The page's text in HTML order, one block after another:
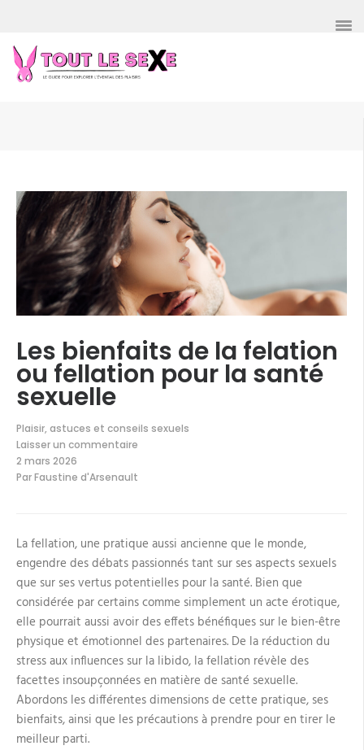
contenu
(Pressez
Entrée)
Les bienfaits de la felation
ou fellation pour la santé
sexuelle
Plaisir, astuces et conseils sexuels
Laisser un commentaire
sur
Les
bienfaits
fellation
la
santé
sexuelle
2 mars 2026
ParFaustine d'Arsenault
La fellation, une pratique aussi ancienne que le monde,
engendre des débats passionnés tant sur ses aspects sexuels
que sur ses vertus potentielles pour la santé. Bien que
considérée par certains comme simplement un acte érotique,
elle pourrait aussi avoir des effets bénéfiques sur le bien-être
physique et émotionnel des partenaires. De la réduction du
stress aux influences sur la libido, la fellation révèle des
facettes insoupçonnées en matière de santé sexuelle.
Abordons les différentes dimensions de cette pratique, ses
bienfaits, ainsi que les précautions à prendre pour en tirer le
meilleur parti.